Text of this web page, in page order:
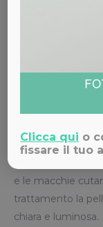
e le macchie
trattamento la
chiara e luminosa.
Clicca qui o
fissare il tuo